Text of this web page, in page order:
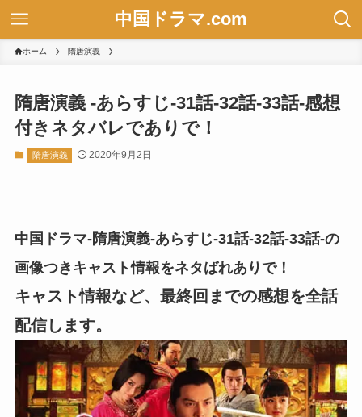
中国ドラマ.com
ホーム 隋唐演義
隋唐演義 -あらすじ-31話-32話-33話-感想
付きネタバレでありで！
隋唐演義 2020年9月2日
中国ドラマ-隋唐演義-あらすじ-31話-32話-33話-の
画像つきキャスト情報をネタばれありで！
キャスト情報など、最終回までの感想を全話
配信します。